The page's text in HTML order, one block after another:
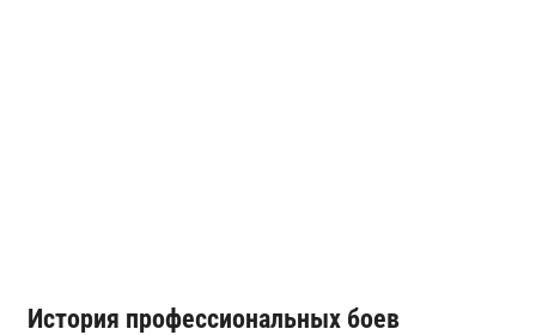
История профессиональных боев